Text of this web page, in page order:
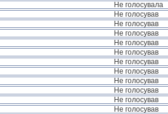
Не голосувала
Не голосував
Не голосував
Не голосував
Не голосував
Не голосував
Не голосував
Не голосував
Не голосував
Не голосував
Не голосував
Не голосував